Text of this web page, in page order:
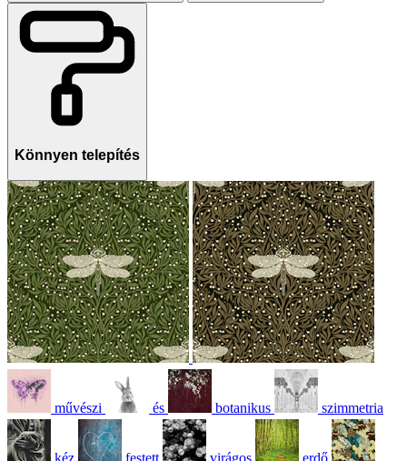
Könnyen telepítés
művészi és botanikus szimmetria
kéz festett virágos
erdő